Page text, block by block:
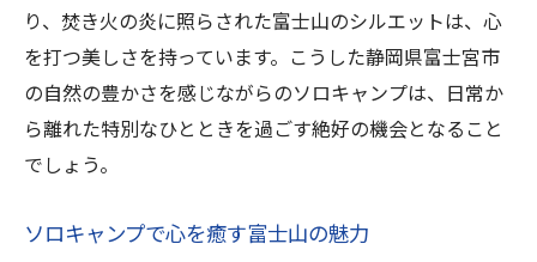
富士山を背景に楽しむ冬のアウトドア生活
自然の中で心豊かに過ごすためのヒント
焚き火と共に静寂を楽しむ静岡県富士宮市富士
山ソロキャンプの魅力
静かな夜に焚き火を囲む至福の時
り、焚き火の炎に照らされた富士山のシルエットは、心
を打つ美しさを持っています。こうした静岡県富士宮市
の自然の豊かさを感じながらのソロキャンプは、日常か
ら離れた特別なひとときを過ごす絶好の機会となること
でしょう。
ソロキャンプで心を癒す富士山の魅力